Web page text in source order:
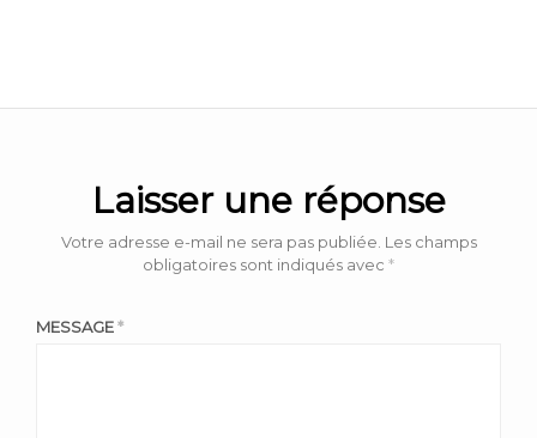
Laisser une réponse
Votre adresse e-mail ne sera pas publiée. Les champs
obligatoires sont indiqués avec *
MESSAGE*